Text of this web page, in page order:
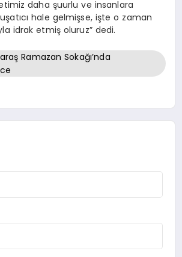
daha şuurlu ve insanlara
hale gelmişse, işte o zaman
idrak etmiş oluruz” dedi.
Ramazan Sokağı’nda